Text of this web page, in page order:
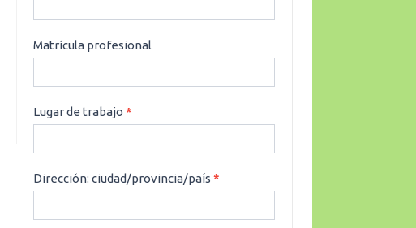
Matrícula profesional
Lugar de trabajo*
Dirección: ciudad/provincia/país*